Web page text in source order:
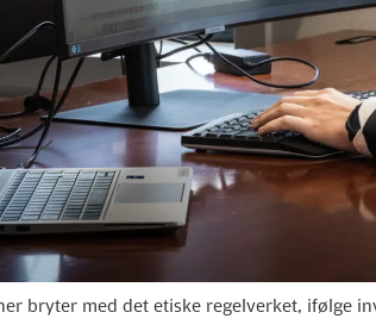
bryter med det etiske regelverket, ifølge